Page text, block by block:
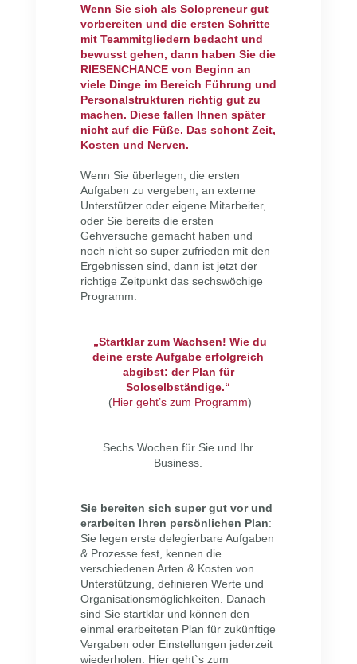
Wenn Sie sich als Solopreneur gut
vorbereiten und die ersten Schritte
mit Teammitgliedern bedacht und
bewusst gehen, dann haben Sie die
RIESENCHANCE von Beginn an
viele Dinge im Bereich Führung und
Personalstrukturen richtig gut zu
machen. Diese fallen Ihnen später
nicht auf die Füße. Das schont Zeit,
Kosten und Nerven.
Wenn Sie überlegen, die ersten
Aufgaben zu vergeben, an externe
Unterstützer oder eigene Mitarbeiter,
oder Sie bereits die ersten
Gehversuche gemacht haben und
noch nicht so super zufrieden mit den
Ergebnissen sind, dann ist jetzt der
richtige Zeitpunkt das sechswöchige
Programm:
„Startklar zum Wachsen! Wie du
deine erste Aufgabe erfolgreich
abgibst: der Plan für
Soloselbständige.“
(Hier geht’s zum Programm)
Sechs Wochen für Sie und Ihr
Business.
Sie bereiten sich super gut vor und
erarbeiten Ihren persönlichen Plan:
Sie legen erste delegierbare Aufgaben
& Prozesse fest, kennen die
verschiedenen Arten & Kosten von
Unterstützung, definieren Werte und
Organisationsmöglichkeiten. Danach
sind Sie startklar und können den
einmal erarbeiteten Plan für zukünftige
Vergaben oder Einstellungen jederzeit
wiederholen. Hier geht`s zum